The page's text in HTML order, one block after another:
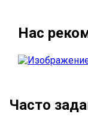
Нас
Часто